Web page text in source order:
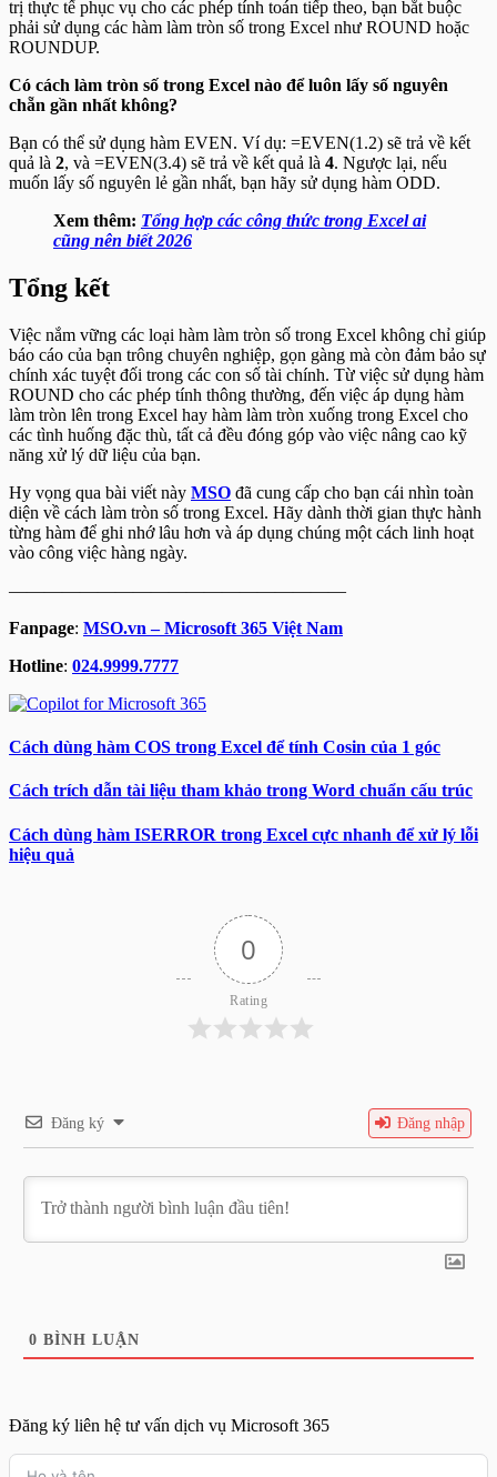
trị thực tế phục vụ cho các phép tính toán tiếp theo, bạn bắt buộc
phải sử dụng các hàm làm tròn số trong Excel như ROUND hoặc
ROUNDUP.
Có cách làm tròn số trong Excel nào để luôn lấy số nguyên
chẵn gần nhất không?
Bạn có thể sử dụng hàm EVEN. Ví dụ: =EVEN(1.2) sẽ trả về kết
quả là 2, và =EVEN(3.4) sẽ trả về kết quả là 4. Ngược lại, nếu
muốn lấy số nguyên lẻ gần nhất, bạn hãy sử dụng hàm ODD.
Xem thêm: Tổng hợp các công thức trong Excel ai
cũng nên biết 2026
Tổng kết
Việc nắm vững các loại hàm làm tròn số trong Excel không chỉ giúp
báo cáo của bạn trông chuyên nghiệp, gọn gàng mà còn đảm bảo sự
chính xác tuyệt đối trong các con số tài chính. Từ việc sử dụng hàm
ROUND cho các phép tính thông thường, đến việc áp dụng hàm
làm tròn lên trong Excel hay hàm làm tròn xuống trong Excel cho
các tình huống đặc thù, tất cả đều đóng góp vào việc nâng cao kỹ
năng xử lý dữ liệu của bạn.
Hy vọng qua bài viết này MSO đã cung cấp cho bạn cái nhìn toàn
diện về cách làm tròn số trong Excel. Hãy dành thời gian thực hành
từng hàm để ghi nhớ lâu hơn và áp dụng chúng một cách linh hoạt
vào công việc hàng ngày.
———————————————————
Fanpage: MSO.vn – Microsoft 365 Việt Nam
Hotline: 024.9999.7777
Cách dùng hàm COS trong Excel để tính Cosin của 1 góc
Cách trích dẫn tài liệu tham khảo trong Word chuẩn cấu trúc
Cách dùng hàm ISERROR trong Excel cực nhanh để xử lý lỗi
hiệu quả
0
Rating
Đăng ký Đăng nhập
0 BÌNH LUẬN
Đăng ký liên hệ tư vấn dịch vụ Microsoft 365